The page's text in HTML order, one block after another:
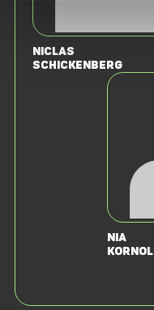
Niclas
Schickenberg
Nia
Kornol